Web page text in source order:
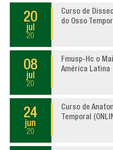
20
jul
20
Curso de
do Osso
08
jul
20
Fmusp-Hc o
América Latina
24
jun
20
Curso de
Temporal